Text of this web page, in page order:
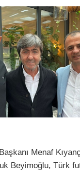
Menaf
Beyimoğlu, Türk